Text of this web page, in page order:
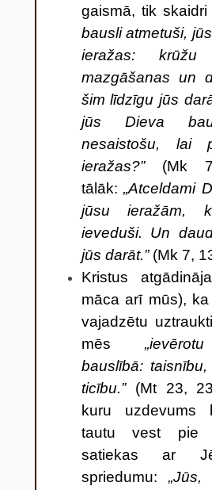
gaismā, tik
bausli atmetuši,
ieražas:
mazgāšanas un
šim līdzīgu jūs
jūs Dieva
nesaistošu, lai
ieražas?” (Mk
tālāk:„Atceldami
jūsu ieražām,
ieveduši. Un
jūs darāt.” (Mk 7,
Kristus
māca arī mūs),
vajadzētu
mēs
bauslībā:
ticību.” (Mt 23,
kuru
tautu vest pie
satiekas ar
spriedumu: „Jūs,